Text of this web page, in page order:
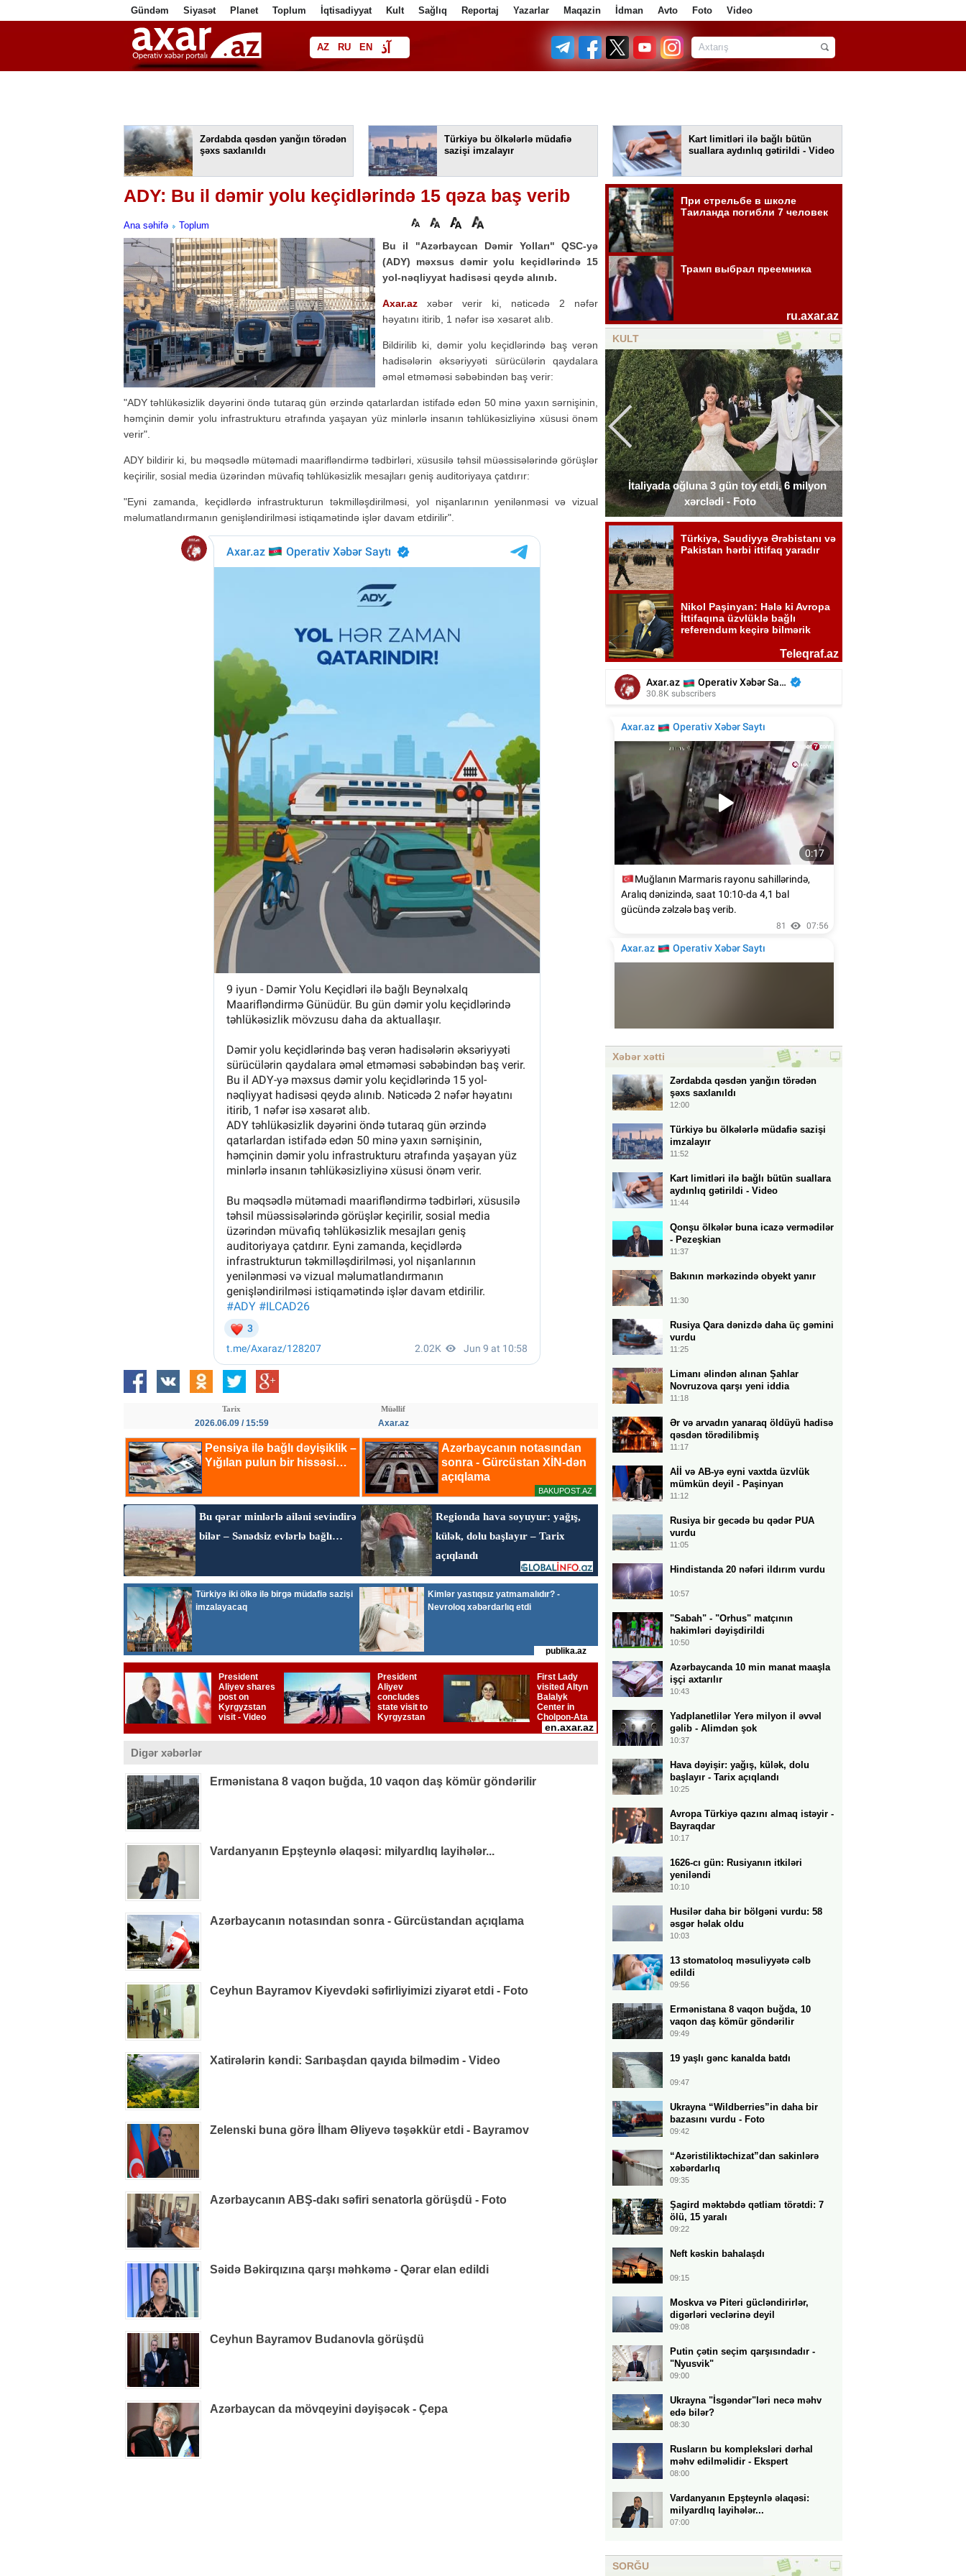
Gündəm Siyasət Planet Toplum İqtisadiyyat Kult Sağlıq Reportaj Yazarlar Maqazin İdman Avto Foto Video
AZ RU EN آذ
فا
Zərdabda qəsdən yanğın törədən
şəxs saxlanıldı
Türkiyə bu ölkələrlə müdafiə
sazişi imzalayır
Kart limitləri ilə bağlı bütün
suallara aydınlıq gətirildi - Video
ADY: Bu il dəmir yolu keçidlərində 15 qəza baş verib
Ana səhifə Toplum
Bu il "Azərbaycan Dəmir Yolları" QSC-yə
(ADY) məxsus dəmir yolu keçidlərində 15
yol-nəqliyyat hadisəsi qeydə alınıb.
Axar.az xəbər verir ki, nəticədə 2 nəfər
həyatını itirib, 1 nəfər isə xəsarət alıb.
Bildirilib ki, dəmir yolu keçidlərində baş verən
hadisələrin əksəriyyəti sürücülərin qaydalara
əməl etməməsi səbəbindən baş verir:
"ADY təhlükəsizlik dəyərini öndə tutaraq gün ərzində qatarlardan istifadə edən 50 minə yaxın sərnişinin,
həmçinin dəmir yolu infrastrukturu ətrafında yaşayan yüz minlərlə insanın təhlükəsizliyinə xüsusi önəm
verir".
ADY bildirir ki, bu məqsədlə mütəmadi maarifləndirmə tədbirləri, xüsusilə təhsil müəssisələrində görüşlər
keçirilir, sosial media üzərindən müvafiq təhlükəsizlik mesajları geniş auditoriyaya çatdırır:
"Eyni zamanda, keçidlərdə infrastrukturun təkmilləşdirilməsi, yol nişanlarının yenilənməsi və vizual
məlumatlandırmanın genişləndirilməsi istiqamətində işlər davam etdirilir".
Tarix
2026.06.09 / 15:59
Müəllif
Axar.az
Digər xəbərlər
Ermənistana 8 vaqon buğda, 10 vaqon daş kömür göndərilir
Vardanyanın Epşteynlə əlaqəsi: milyardlıq layihələr...
Azərbaycanın notasından sonra - Gürcüstandan açıqlama
Ceyhun Bayramov Kiyevdəki səfirliyimizi ziyarət etdi - Foto
Xatirələrin kəndi: Sarıbaşdan qayıda bilmədim - Video
Zelenski buna görə İlham Əliyevə təşəkkür etdi - Bayramov
Azərbaycanın ABŞ-dakı səfiri senatorla görüşdü - Foto
Səidə Bəkirqızına qarşı məhkəmə - Qərar elan edildi
Ceyhun Bayramov Budanovla görüşdü
Azərbaycan da mövqeyini dəyişəcək - Çepa
KULT
Elçinin Fəxri xiyabandakı qəbirüstü abidəsi -
Foto
İtaliyada oğluna 3 gün toy etdi, 6 milyon
xərclədi - Foto
Elçinin Fəxri xiyabandakı qəbirüstü abidəsi -
İtaliyada oğluna 3 gün toy etdi, 6 milyon
Xəbər xətti
Zərdabda qəsdən yanğın törədən
şəxs saxlanıldı
12:00
Türkiyə bu ölkələrlə müdafiə sazişi
imzalayır
11:52
Kart limitləri ilə bağlı bütün suallara
aydınlıq gətirildi - Video
11:44
Qonşu ölkələr buna icazə vermədilər
- Pezeşkian
11:37
Bakının mərkəzində obyekt yanır
11:30
Rusiya Qara dənizdə daha üç gəmini
vurdu
11:25
Limanı əlindən alınan Şahlar
Novruzova qarşı yeni iddia
11:18
Ər və arvadın yanaraq öldüyü hadisə
qəsdən törədilibmiş
11:17
Aİİ və AB-yə eyni vaxtda üzvlük
mümkün deyil - Paşinyan
11:12
Rusiya bir gecədə bu qədər PUA
vurdu
11:05
Hindistanda 20 nəfəri ildırım vurdu
10:57
"Sabah" - "Orhus" matçının
hakimləri dəyişdirildi
10:50
Azərbaycanda 10 min manat maaşla
işçi axtarılır
10:43
Yadplanetlilər Yerə milyon il əvvəl
gəlib - Alimdən şok
10:37
Hava dəyişir: yağış, külək, dolu
başlayır - Tarix açıqlandı
10:25
Avropa Türkiyə qazını almaq istəyir -
Bayraqdar
10:17
1626-cı gün: Rusiyanın itkiləri
yeniləndi
10:10
Husilər daha bir bölgəni vurdu: 58
əsgər həlak oldu
10:03
13 stomatoloq məsuliyyətə cəlb
edildi
09:56
Ermənistana 8 vaqon buğda, 10
vaqon daş kömür göndərilir
09:49
19 yaşlı gənc kanalda batdı
09:47
Ukrayna “Wildberries”in daha bir
bazasını vurdu - Foto
09:42
“Azəristiliktəchizat”dan sakinlərə
xəbərdarlıq
09:35
Şagird məktəbdə qətliam törətdi: 7
ölü, 15 yaralı
09:22
Neft kəskin bahalaşdı
09:15
Moskva və Piteri gücləndirirlər,
digərləri veclərinə deyil
09:08
Putin çətin seçim qarşısındadır -
"Nyusvik"
09:00
Ukrayna "İsgəndər"ləri necə məhv
edə bilər?
08:30
Rusların bu kompleksləri dərhal
məhv edilməlidir - Ekspert
08:00
Vardanyanın Epşteynlə əlaqəsi:
milyardlıq layihələr...
07:00
SORĞU